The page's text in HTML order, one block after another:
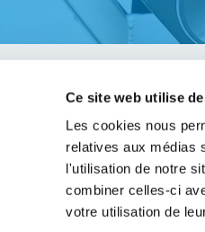
Ce site web utilise
Les cookies nous
relatives aux médias
l'utilisation de notre
combiner celles-ci
votre utilisation de